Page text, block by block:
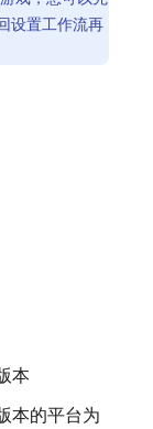
设置工作流再
本
本的平台为